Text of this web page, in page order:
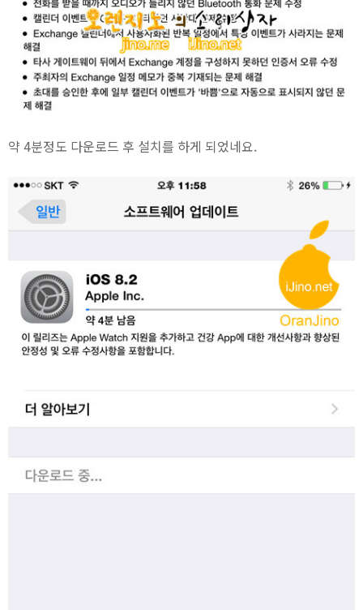
약 4분정도 다운로드 후 설치를 하게 되었네요.